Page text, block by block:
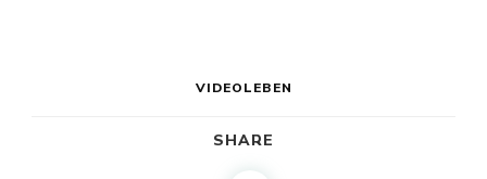
VIDEOLEBEN
SHARE